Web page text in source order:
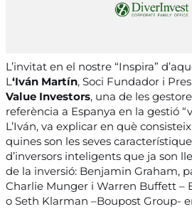
L’invitat en el nostre “Inspira”
L‘Iván Martín, Soci Fundador i
Value Investors, una de les
referència a Espanya en la gestió
L’Iván, va explicar en què
quines son les seves
d’inversors inteligents que ja son
de la inversió: Benjamin Graham,
Charlie Munger i Warren Buffett –
o Seth Klarman –Boupost Group-